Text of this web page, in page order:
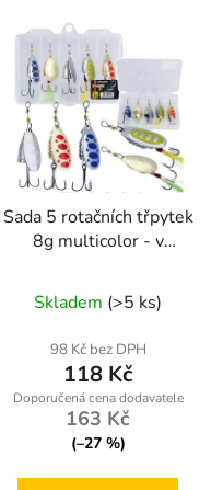
Sada 5 rotačních třpytek
8g multicolor - v
Skladem (>5 ks)
98 Kč bez DPH
118 Kč
163 Kč
(–27 %)